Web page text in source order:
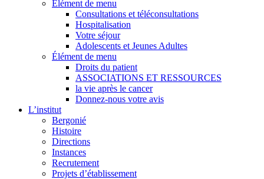
Élément de menu
Consultations et téléconsultations
Hospitalisation
Votre séjour
Adolescents et Jeunes Adultes
Élément de menu
Droits du patient
ASSOCIATIONS ET RESSOURCES
la vie après le cancer
Donnez-nous votre avis
L’institut
Bergonié
Histoire
Directions
Instances
Recrutement
Projets d’établissement